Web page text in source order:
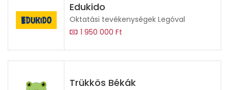
Edukido
Oktatási tevékenységek Legóval
1 950 000 Ft
Trükkös Békák